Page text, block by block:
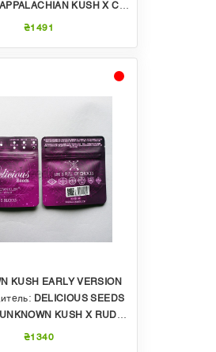
APPALACHIAN KUSH X CHOCOLOPE
₴1491
KUSH EARLY VERSION
DELICIOUS SEEDS
UNKNOWN KUSH X RUDERALIS
₴1340